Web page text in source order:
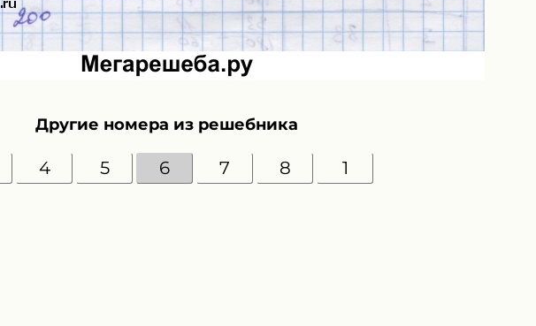
Другие номера из решебника
4 5 6 7 8 1